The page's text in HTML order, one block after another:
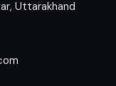
Uttarakhand